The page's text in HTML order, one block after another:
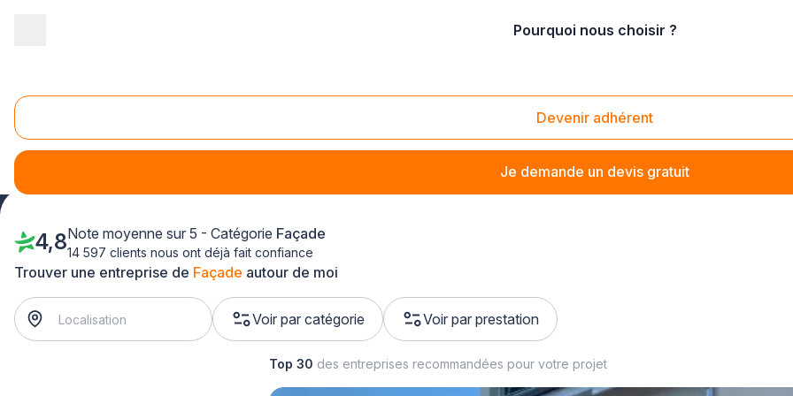
Pourquoi nous choisir ?
Devenir adhérent
Je demande un devis gratuit
Façade Moselle (57)
Entretenir une façade en bois ou installer un bardagesans un façadier semble difficile. Pour en dénicher un en
Trouver une entreprise de Façade autour de moi
Voir par catégorie Voir par prestation
4,8Note moyenne sur 5 - Catégorie Façade
14 597 clients nous ont déjà fait confiance
Top 30 des entreprises recommandées pour votre projet